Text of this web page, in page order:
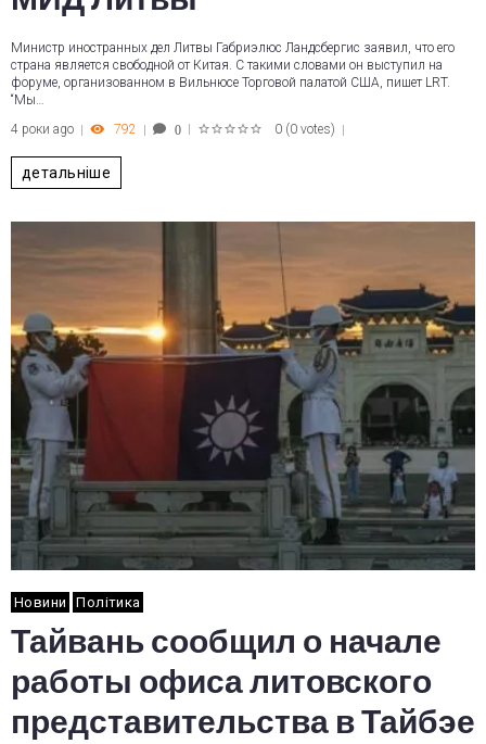
Министр иностранных дел Литвы Габриэлюс Ландсбергис заявил, что его
страна является свободной от Китая. С такими словами он выступил на
форуме, организованном в Вильнюсе Торговой палатой США, пишет LRT.
“Мы…
4 роки ago
792 0 0 (0 votes)
детальніше
Новини Політика
Тайвань сообщил о начале
работы офиса литовского
представительства в Тайбэе